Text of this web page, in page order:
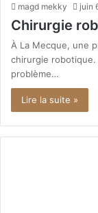
magd mekky juin
Chirurgie
À La Mecque, une
chirurgie robotique.
problème…
Lire la suite »